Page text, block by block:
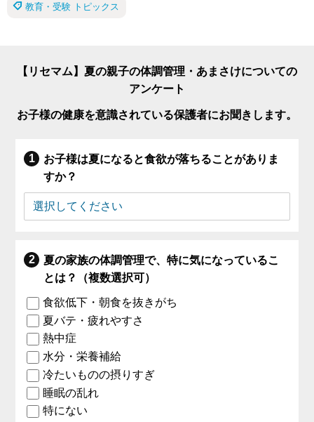
教育・受験 トピックス
【リセマム】夏の親子の体調管理・あまさけについての
アンケート
お子様の健康を意識されている保護者にお聞きします。
お子様は夏になると食欲が落ちることがありま
すか？
夏の家族の体調管理で、特に気になっているこ
とは？（複数選択可）
食欲低下・朝食を抜きがち
夏バテ・疲れやすさ
熱中症
水分・栄養補給
冷たいものの摂りすぎ
睡眠の乱れ
特にない